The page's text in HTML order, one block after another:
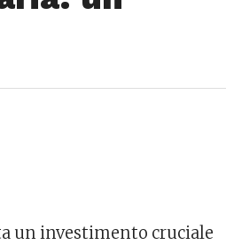
un investimento cruciale